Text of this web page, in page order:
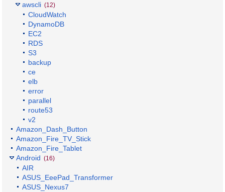
awscli (12)
CloudWatch
DynamoDB
EC2
RDS
S3
backup
ce
elb
error
parallel
route53
v2
Amazon_Dash_Button
Amazon_Fire_TV_Stick
Amazon_Fire_Tablet
Android (16)
AIR
ASUS_EeePad_Transformer
ASUS_Nexus7